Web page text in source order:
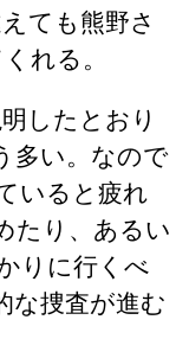
ても熊野さ
れる。
したとおり
多い。なので
いると疲れ
たり、あるい
りに行くべ
な捜査が進む